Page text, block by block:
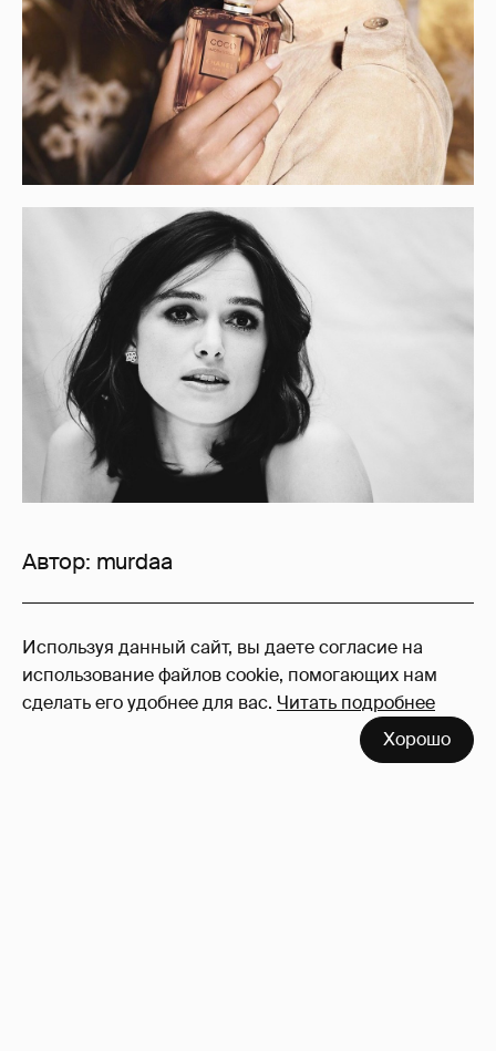
Используя данный сайт, вы даете согласие на
использование файлов cookie, помогающих нам
сделать его удобнее для вас. Читать подробнее
Хорошо
Автор: murdaa
217
Войдите в аккаунт, чтобы читать и
оставлять комментарии